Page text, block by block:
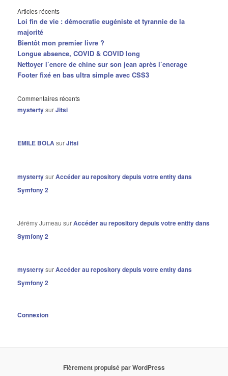
Articles récents
Loi fin de vie : démocratie eugéniste et tyrannie de la
majorité
Bientôt mon premier livre ?
Longue absence, COVID & COVID long
Nettoyer l’encre de chine sur son jean après l’encrage
Footer fixé en bas ultra simple avec CSS3
Commentaires récents
mystertysurJitsi
EMILE BOLAsurJitsi
mystertysurAccéder au repository depuis votre entity dans
Symfony 2
Jérémy Jumeau surAccéder au repository depuis votre entity dans
Symfony 2
mystertysurAccéder au repository depuis votre entity dans
Symfony 2
Connexion
Fièrement propulsé par WordPress